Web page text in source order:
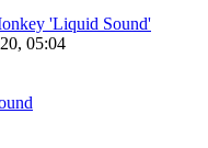
'Liquid Sound'
05:04